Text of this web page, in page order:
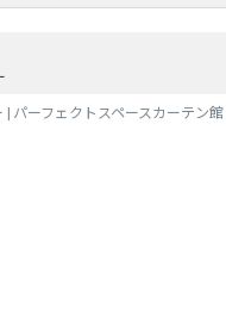
パーフェクトスペースカーテン館